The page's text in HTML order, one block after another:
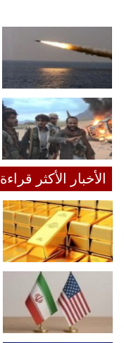
الأخبار الأكثر قراءة